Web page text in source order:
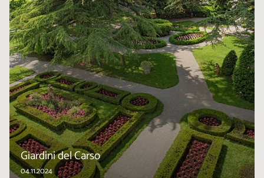
Giardini del Carso
04.11.2024